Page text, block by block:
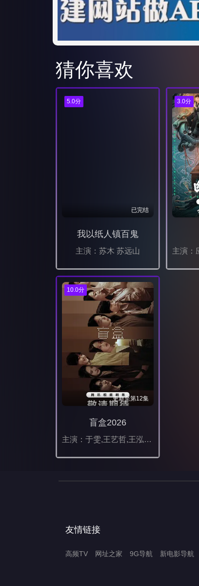
猜你喜欢
5.0分
已完结
我以纸人镇百鬼
主演：苏木 苏远山
3.0分
10.0分
更新至第12集
盲盒2026
主演：于雯,王艺哲,王泓鑫,卜冠今,孙天宇,加奈那,成岳,杨琼,易梦玲
友情链接
高频TV 网址之家 9G导航 新电影导航